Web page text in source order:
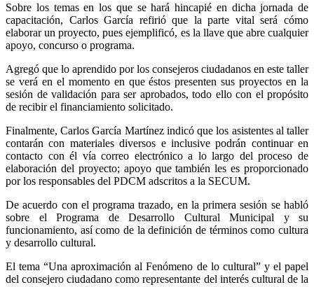
Sobre los temas en los que se hará hincapié en dicha jornada de
capacitación, Carlos García refirió que la parte vital será cómo
elaborar un proyecto, pues ejemplificó, es la llave que abre cualquier
apoyo, concurso o programa.
Agregó que lo aprendido por los consejeros ciudadanos en este taller
se verá en el momento en que éstos presenten sus proyectos en la
sesión de validación para ser aprobados, todo ello con el propósito
de recibir el financiamiento solicitado.
Finalmente, Carlos García Martínez indicó que los asistentes al taller
contarán con materiales diversos e inclusive podrán continuar en
contacto con él vía correo electrónico a lo largo del proceso de
elaboración del proyecto; apoyo que también les es proporcionado
por los responsables del PDCM adscritos a la SECUM.
De acuerdo con el programa trazado, en la primera sesión se habló
sobre el Programa de Desarrollo Cultural Municipal y su
funcionamiento, así como de la definición de términos como cultura
y desarrollo cultural.
El tema “Una aproximación al Fenómeno de lo cultural” y el papel
del consejero ciudadano como representante del interés cultural de la